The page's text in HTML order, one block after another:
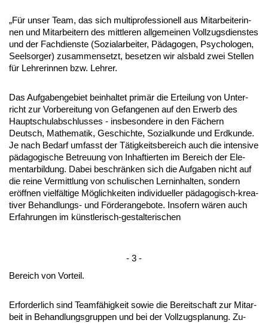
„Für un­ser Team, das sich mul­ti­pro­fes­sio­nell aus Mit­ar­bei­te­rin­
nen und Mit­ar­bei­tern des mitt­le­ren all­ge­mei­nen Voll­zugs­diens­tes
und der Fach­diens­te (So­zi­al­ar­bei­ter, Pädago­gen, Psy­cho­lo­gen,
Seel­sor­ger) zu­sam­men­setzt, be­set­zen wir als­bald zwei Stel­len
für Leh­re­rin­nen bzw. Leh­rer.
Das Auf­ga­ben­ge­biet be­inhal­tet primär die Er­tei­lung von Un­ter­
richt zur Vor­be­rei­tung von Ge­fan­ge­nen auf den Er­werb des
Haupt­schul­ab­schlus­ses - ins­be­son­de­re in den Fächern
Deutsch, Ma­the­ma­tik, Ge­schich­te, So­zi­al­kun­de und Erd­kun­de.
Je nach Be­darf um­fasst der Tätig­keits­be­reich auch die in­ten­si­ve
pädago­gi­sche Be­treu­ung von In­haf­tier­ten im Be­reich der Ele­
men­tar­bil­dung. Da­bei be­schränken sich die Auf­ga­ben nicht auf
die rei­ne Ver­mitt­lung von schu­li­schen Lern­in­hal­ten, son­dern
eröff­nen vielfälti­ge Möglich­kei­ten in­di­vi­du­el­ler pädago­gisch-krea­
ti­ver Be­hand­lungs- und Förder­an­ge­bo­te. In­so­fern wären auch
Er­fah­run­gen im künst­le­risch-ge­stal­te­ri­schen
- 3 -
Be­reich von Vor­teil.
Er­for­der­lich sind Teamfähig­keit so­wie die Be­reit­schaft zur Mit­ar­
beit in Be­hand­lungs­grup­pen und bei der Voll­zugs­pla­nung. Zu­